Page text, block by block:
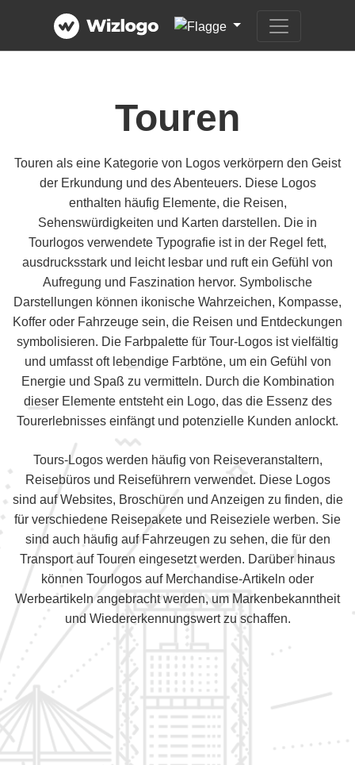
Touren
Touren als eine Kategorie von Logos verkörpern den Geist
der Erkundung und des Abenteuers. Diese Logos
enthalten häufig Elemente, die Reisen,
Sehenswürdigkeiten und Karten darstellen. Die in
Tourlogos verwendete Typografie ist in der Regel fett,
ausdrucksstark und leicht lesbar und ruft ein Gefühl von
Aufregung und Faszination hervor. Symbolische
Darstellungen können ikonische Wahrzeichen, Kompasse,
Koffer oder Fahrzeuge sein, die Reisen und Entdeckungen
symbolisieren. Die Farbpalette für Tour-Logos ist vielfältig
und umfasst oft lebendige Farbtöne, um ein Gefühl von
Energie und Spaß zu vermitteln. Durch die Kombination
dieser Elemente entsteht ein Logo, das die Essenz des
Tourerlebnisses einfängt und potenzielle Kunden anlockt.
Tours-Logos werden häufig von Reiseveranstaltern,
Reisebüros und Reiseführern verwendet. Diese Logos
sind auf Websites, Broschüren und Anzeigen zu finden, die
für verschiedene Reisepakete und Reiseziele werben. Sie
sind auch häufig auf Fahrzeugen zu sehen, die für den
Transport auf Touren eingesetzt werden. Darüber hinaus
können Tourlogos auf Merchandise-Artikeln oder
Werbeartikeln angebracht werden, um Markenbekanntheit
und Wiedererkennungswert zu schaffen.